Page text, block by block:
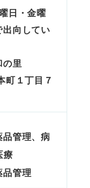
日・金曜
出向してい
の里
町１丁目７
品管理、病
療
品管理